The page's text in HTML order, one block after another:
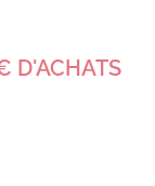
D'ACHATS​